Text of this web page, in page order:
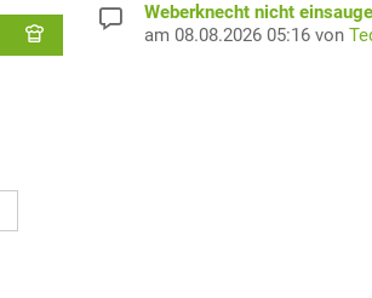
Weberknecht nicht
am 08.08.2026 05:16 von